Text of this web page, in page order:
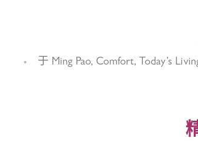
于 Ming Pao, Comfort, Today’s